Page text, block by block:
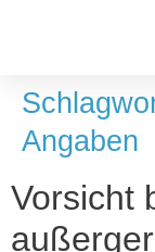
Angaben
Vorsicht